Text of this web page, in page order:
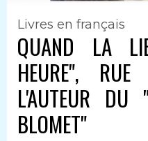
Livres en français
QUAND LA
HEURE", RUE
L'AUTEUR
BLOMET"